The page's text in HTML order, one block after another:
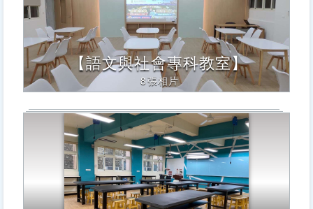
下
Enter
查
詢，
下
方
內
容
【語文與社會專科教室】
8張相片